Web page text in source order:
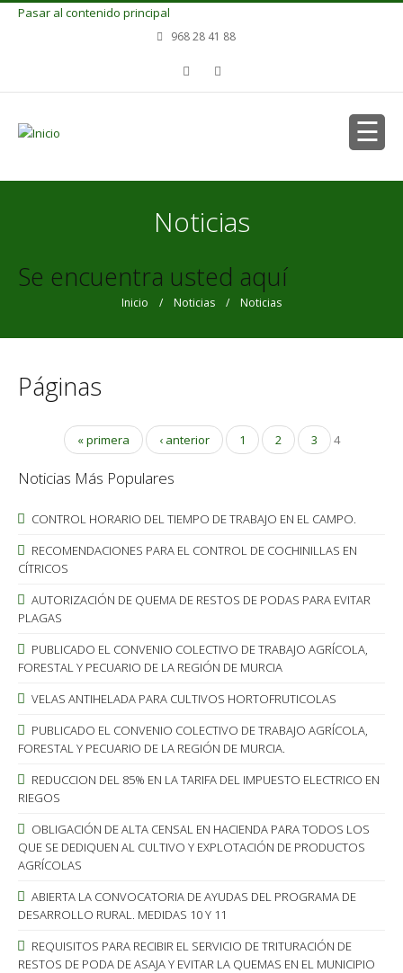
Pasar al contenido principal
968 28 41 88
Noticias
Se encuentra usted aquí
Inicio / Noticias / Noticias
Páginas
« primera ‹ anterior 1 2 3 4
Noticias Más Populares
CONTROL HORARIO DEL TIEMPO DE TRABAJO EN EL CAMPO.
RECOMENDACIONES PARA EL CONTROL DE COCHINILLAS EN
CÍTRICOS
AUTORIZACIÓN DE QUEMA DE RESTOS DE PODAS PARA EVITAR
PLAGAS
PUBLICADO EL CONVENIO COLECTIVO DE TRABAJO AGRÍCOLA,
FORESTAL Y PECUARIO DE LA REGIÓN DE MURCIA
VELAS ANTIHELADA PARA CULTIVOS HORTOFRUTICOLAS
PUBLICADO EL CONVENIO COLECTIVO DE TRABAJO AGRÍCOLA,
FORESTAL Y PECUARIO DE LA REGIÓN DE MURCIA.
REDUCCION DEL 85% EN LA TARIFA DEL IMPUESTO ELECTRICO EN
RIEGOS
OBLIGACIÓN DE ALTA CENSAL EN HACIENDA PARA TODOS LOS
QUE SE DEDIQUEN AL CULTIVO Y EXPLOTACIÓN DE PRODUCTOS
AGRÍCOLAS
ABIERTA LA CONVOCATORIA DE AYUDAS DEL PROGRAMA DE
DESARROLLO RURAL. MEDIDAS 10 Y 11
REQUISITOS PARA RECIBIR EL SERVICIO DE TRITURACIÓN DE
RESTOS DE PODA DE ASAJA Y EVITAR LA QUEMAS EN EL MUNICIPIO